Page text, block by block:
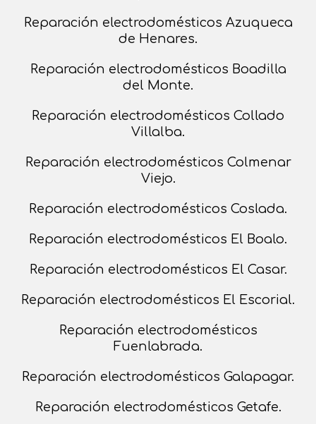
Reparación electrodomésticos Azuqueca
de Henares.
Reparación electrodomésticos Boadilla
del Monte.
Reparación electrodomésticos Collado
Villalba.
Reparación electrodomésticos Colmenar
Viejo.
Reparación electrodomésticos Coslada.
Reparación electrodomésticos El Boalo.
Reparación electrodomésticos El Casar.
Reparación electrodomésticos El Escorial.
Reparación electrodomésticos
Fuenlabrada.
Reparación electrodomésticos Galapagar.
Reparación electrodomésticos Getafe.